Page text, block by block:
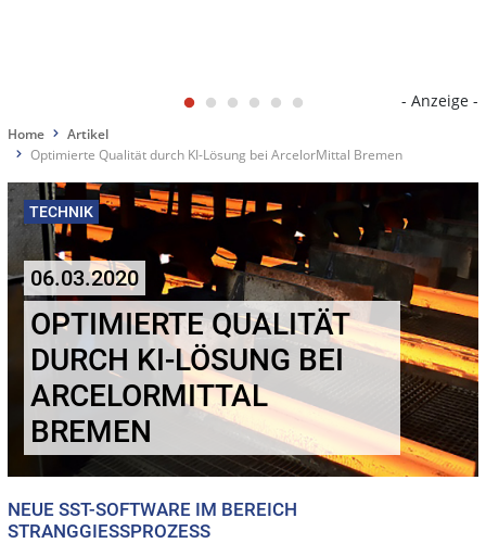
- Anzeige -
Home
Artikel
Optimierte Qualität durch KI-Lösung bei ArcelorMittal Bremen
TECHNIK
06.03.2020
OPTIMIERTE QUALITÄT
DURCH KI-LÖSUNG BEI
ARCELORMITTAL
BREMEN
NEUE SST-SOFTWARE IM BEREICH
STRANGGIESSPROZESS